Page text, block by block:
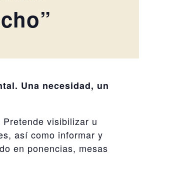
Una necesidad, un
visibilizar u
así como informar y
en ponencias, mesas